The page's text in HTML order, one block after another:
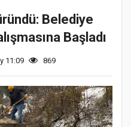
Belediye
Başladı
11:09 869